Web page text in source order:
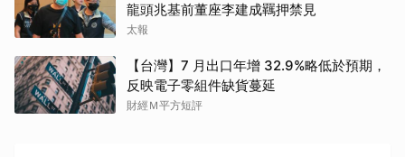
龍頭兆基前董座李建成羈押禁見
太報
【台灣】7 月出口年增 32.9%略低於預期，
反映電子零組件缺貨蔓延
財經Ｍ平方短評